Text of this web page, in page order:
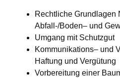
Rechtliche Grundlagen
Abfall-/Boden– und
Umgang mit Schutzgut
Kommunikations– und
Haftung und Vergütung
Vorbereitung einer